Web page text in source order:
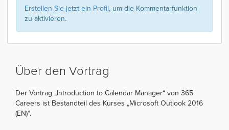
Erstellen Sie jetzt ein Profil, um die Kommentarfunktion
zu aktivieren.
Über den Vortrag
Der Vortrag „Introduction to Calendar Manager“ von 365
Careers ist Bestandteil des Kurses „Microsoft Outlook 2016
(EN)“.